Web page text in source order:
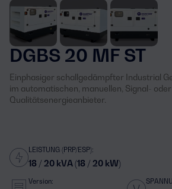
DGBS 20 MF ST
Einphasiger schallgedämpfter Industrial
im automatischen, manuellen, Signal- oder
Qualitätsenergieanbieter.
LEISTUNG (PRP/ESP):
18 / 20 kVA (18 / 20 kW)
Version: